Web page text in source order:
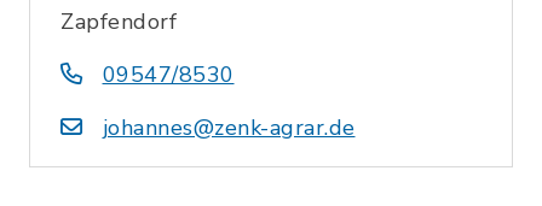
Zapfendorf
09547/8530
johannes@zenk-agrar.de